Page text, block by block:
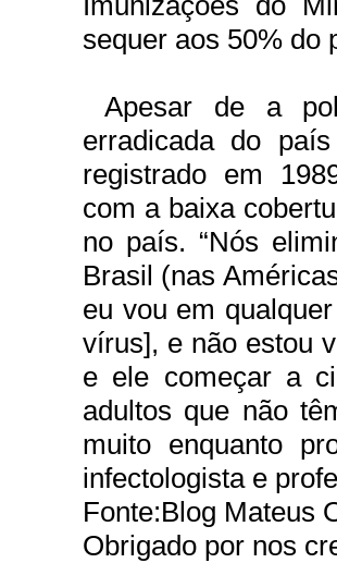
sequer aos 50% do
Apesar de a
erradicada do
registrado em
com a baixa
no país. “Nós
Brasil (nas
eu vou em
vírus], e não estou
e ele começar a
adultos que não
muito enquanto
infectologista e
Fonte:Blog Mateus
Obrigado por nos